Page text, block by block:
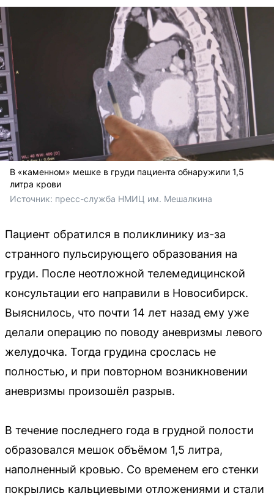
В «каменном» мешке в груди пациента обнаружили 1,5
литра крови
Источник: пресс-служба НМИЦ им. Мешалкина
Пациент обратился в поликлинику из-за
странного пульсирующего образования на
груди. После неотложной телемедицинской
консультации его направили в Новосибирск.
Выяснилось, что почти 14 лет назад ему уже
делали операцию по поводу аневризмы левого
желудочка. Тогда грудина срослась не
полностью, и при повторном возникновении
аневризмы произошёл разрыв.
В течение последнего года в грудной полости
образовался мешок объёмом 1,5 литра,
наполненный кровью. Со временем его стенки
покрылись кальциевыми отложениями и стали